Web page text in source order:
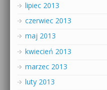
lipiec 2013
czerwiec 2013
maj 2013
kwiecień 2013
marzec 2013
luty 2013